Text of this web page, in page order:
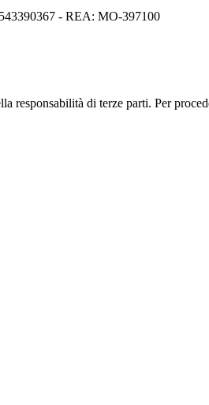
- REA: MO-397100
di terze parti. Per